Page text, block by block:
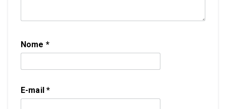
Nome *
E-mail*